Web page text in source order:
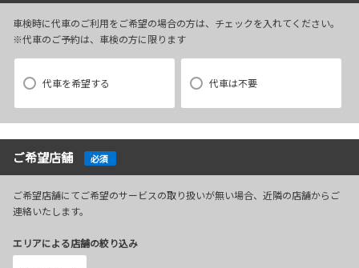
車検時に代車のご利用をご希望の場合の方は、チェックを入れてください。
※代車のご予約は、車検の方に限ります
代車を希望する 代車は不要
ご希望店舗 必須
ご希望店舗にてご希望のサービスの取り扱いが無い場合、近隣の店舗からご
連絡いたします。
エリアによる店舗の絞り込み